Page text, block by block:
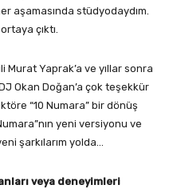
aşamasında stüdyodaydım.
çıktı.
Yaprak’a ve yıllar sonra
Okan Doğan’a çok teşekkür
“10 Numara” bir dönüş
yeni versiyonu ve
şarkılarım yolda…
veya deneyimleri